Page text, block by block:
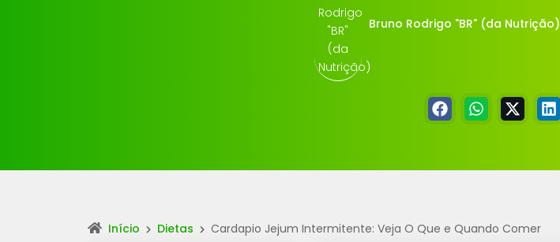
Bruno Rodrigo "BR" (da Nutrição)
Início Dietas Cardapio Jejum Intermitente: Veja O Que e Quando Comer